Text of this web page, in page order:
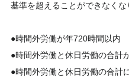
基準を超えることができなくな
●時間外労働が年720時間以内
●時間外労働と休日労働の合計
●時間外労働と休日労働の合計